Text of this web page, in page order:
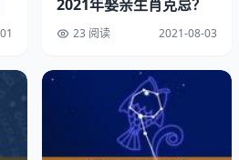
不相冲，也是不相合的，只是一般
的。
说法而已。是不可全信的。
2021年娶亲生肖克忌？
23 阅读 2021-08-03